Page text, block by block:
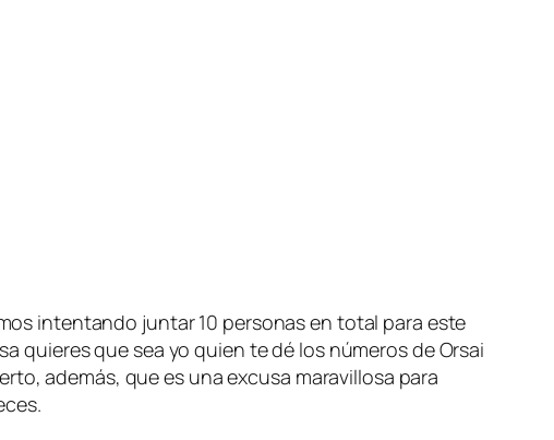
intentando juntar 10 personas en total para este
quieres que sea yo quien te dé los números de Orsai
además, que es una excusa maravillosa para